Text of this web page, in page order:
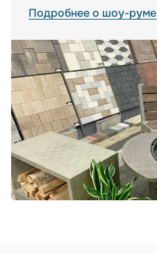
Подробнее о шоу-руме